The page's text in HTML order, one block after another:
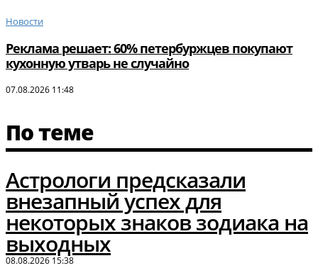
Новости
Реклама решает: 60% петербуржцев покупают
кухонную утварь не случайно
07.08.2026 11:48
По теме
Астрологи предсказали
внезапный успех для
некоторых знаков зодиака на
выходных
08.08.2026 15:38